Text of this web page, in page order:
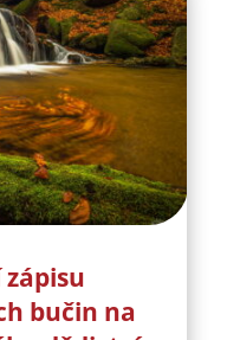
bučin na